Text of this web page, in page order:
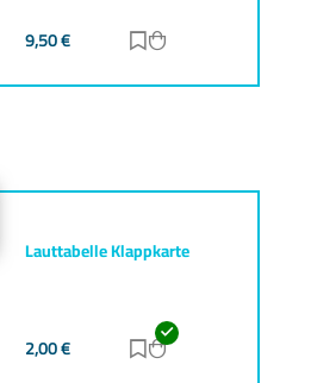
9,50€ Zur Merkliste
Lauttabelle Klappkarte
2,00€ Zur Merkliste
Zum Warenkorb